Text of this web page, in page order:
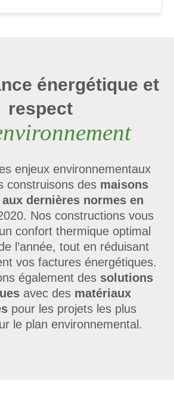
énergétique et
respect
enjeux environnementaux
construisons des maisons
dernières normes en
Nos constructions vous
confort thermique optimal
l’année, tout en réduisant
vos factures énergétiques.
également des solutions
avec des matériaux
pour les projets les plus
le plan environnemental.